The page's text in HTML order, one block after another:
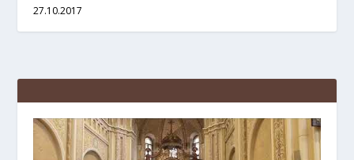
27.10.2017